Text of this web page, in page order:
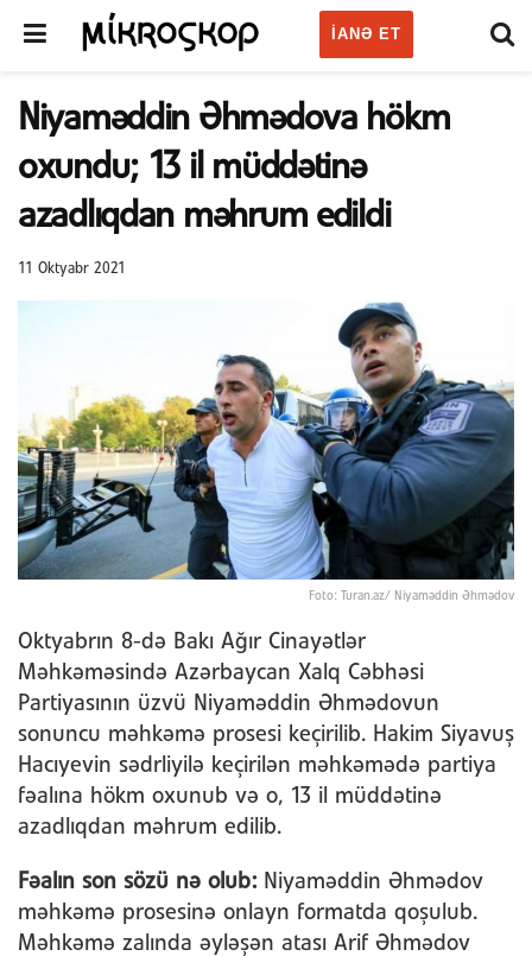
IANƏ ET
Niyaməddin Əhmədova hökm
oxundu; 13 il müddətinə
azadlıqdan məhrum edildi
11 Oktyabr 2021
Foto: Turan.az/ Niyaməddin Əhmədov
Oktyabrın 8-də Bakı Ağır Cinayətlər
Məhkəməsində Azərbaycan Xalq Cəbhəsi
Partiyasının üzvü Niyaməddin Əhmədovun
sonuncu məhkəmə prosesi keçirilib. Hakim Siyavuş
Hacıyevin sədrliyilə keçirilən məhkəmədə partiya
fəalına hökm oxunub və o, 13 il müddətinə
azadlıqdan məhrum edilib.
Fəalın son sözü nə olub: Niyaməddin Əhmədov
məhkəmə prosesinə onlayn formatda qoşulub.
Məhkəmə zalında əyləşən atası Arif Əhmədov